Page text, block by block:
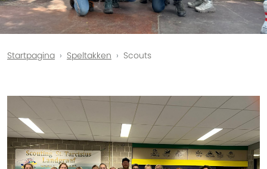
Startpagina Speltakken Scouts